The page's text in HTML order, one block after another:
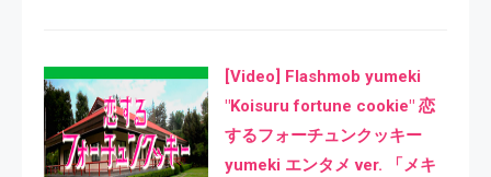
[Video] Flashmob yumeki
"Koisuru fortune cookie" 恋
するフォーチュンクッキー
yumeki エンタメ ver. 「メキ